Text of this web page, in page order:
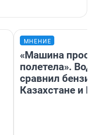
МНЕНИЕ
«Машина
полетела».
сравнил
Казахстане и